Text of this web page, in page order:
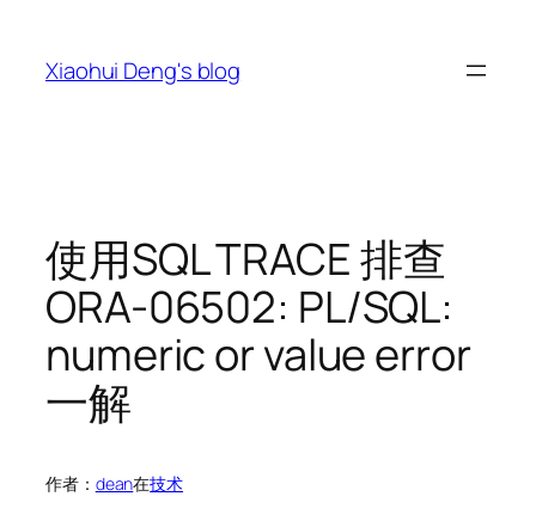
Xiaohui Deng's blog
使用SQL TRACE 排查
ORA-06502: PL/SQL:
numeric or value error
一解
作者： dean在技术